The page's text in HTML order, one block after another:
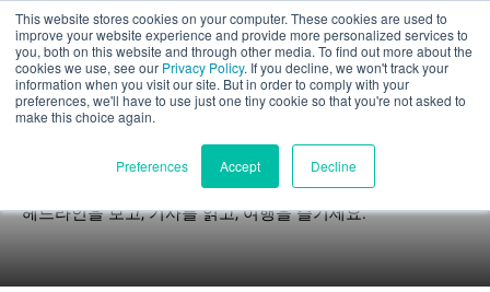
This website stores cookies on your computer. These cookies are used to
improve your website experience and provide more personalized services to
you, both on this website and through other media. To find out more about the
cookies we use, see our Privacy Policy. If you decline, we won't track your
information when you visit our site. But in order to comply with your
preferences, we'll have to use just one tiny cookie so that you're not asked to
make this choice again.
Preferences Accept Decline
부품 평가
제품
헤드라인을 보고, 기사를 읽고, 여행을 즐기세요.